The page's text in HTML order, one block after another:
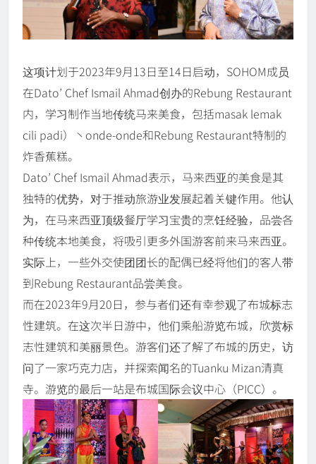
这项计划于2023年9月13日至14日启动，SOHOM成员
在Dato’ Chef Ismail Ahmad创办的Rebung Restaurant
内，学习制作当地传统马来美食，包括masak lemak
cili padi）丶onde-onde和Rebung Restaurant特制的
炸香蕉糕。
Dato’ Chef Ismail Ahmad表示，马来西亚的美食是其
独特的优势，对于推动旅游业发展起着关键作用。他认
为，在马来西亚顶级餐厅学习宝贵的烹饪经验，品尝各
种传统本地美食，将吸引更多外国游客前来马来西亚。
实际上，一些外交使团团长的配偶已经将他们的客人带
到Rebung Restaurant品尝美食。
而在2023年9月20日，参与者们还有幸参观了布城标志
性建筑。在这次半日游中，他们乘船游览布城，欣赏标
志性建筑和美丽景色。游客们还了解了布城的历史，访
问了一家巧克力店，并探索闻名的Tuanku Mizan清真
寺。游览的最后一站是布城国际会议中心（PICC）。